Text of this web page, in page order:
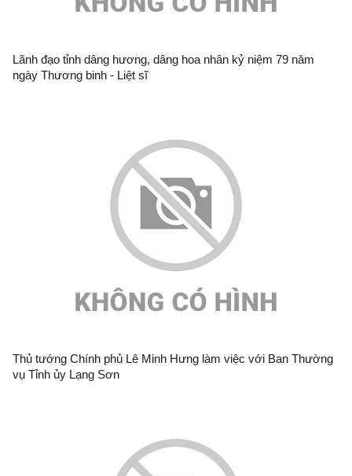
Lãnh đạo tỉnh dâng hương, dâng hoa nhân kỷ niệm 79 năm
ngày Thương binh - Liệt sĩ
Thủ tướng Chính phủ Lê Minh Hưng làm việc với Ban Thường
vụ Tỉnh ủy Lạng Sơn